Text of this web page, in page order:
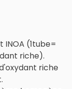
INOA (1tube=
riche).
riche